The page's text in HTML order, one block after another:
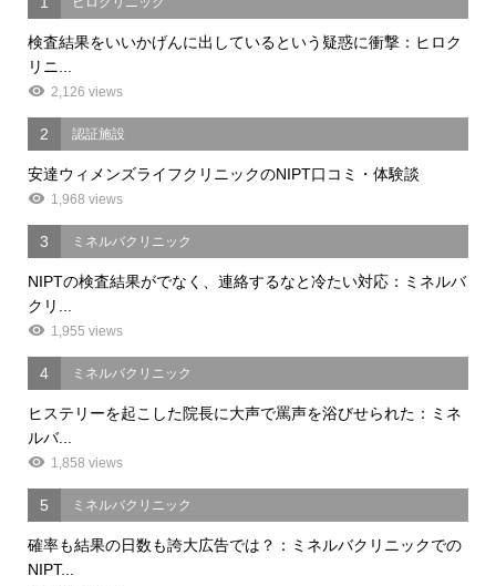
検査結果をいいかげんに出しているという疑惑に衝撃：ヒロク
リニ...
2,126 views
2 認証施設
安達ウィメンズライフクリニックのNIPT口コミ・体験談
1,968 views
3 ミネルバクリニック
NIPTの検査結果がでなく、連絡するなと冷たい対応：ミネルバ
クリ...
1,955 views
4 ミネルバクリニック
ヒステリーを起こした院長に大声で罵声を浴びせられた：ミネ
ルバ...
1,858 views
5 ミネルバクリニック
確率も結果の日数も誇大広告では？：ミネルバクリニックでの
NIPT...